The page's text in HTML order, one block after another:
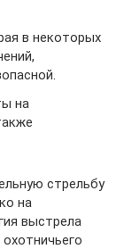
в некоторых
на
стрельбу
на
выстрела